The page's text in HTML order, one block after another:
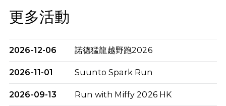
更多活動
2026-12-06 諾德猛龍越野跑2026
2026-11-01 Suunto Spark Run
2026-09-13 Run with Miffy 2026 HK